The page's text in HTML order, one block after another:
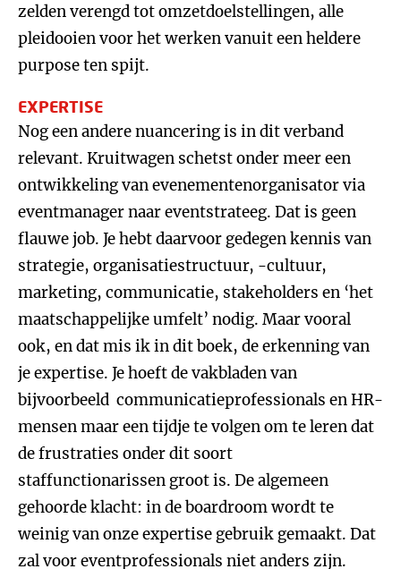
zelden verengd tot omzetdoelstellingen, alle
pleidooien voor het werken vanuit een heldere
purpose ten spijt.
EXPERTISE
Nog een andere nuancering is in dit verband
relevant. Kruitwagen schetst onder meer een
ontwikkeling van evenementenorganisator via
eventmanager naar eventstrateeg. Dat is geen
flauwe job. Je hebt daarvoor gedegen kennis van
strategie, organisatiestructuur, -cultuur,
marketing, communicatie, stakeholders en ‘het
maatschappelijke umfelt’ nodig. Maar vooral
ook, en dat mis ik in dit boek, de erkenning van
je expertise. Je hoeft de vakbladen van
bijvoorbeeld communicatieprofessionals en HR-
mensen maar een tijdje te volgen om te leren dat
de frustraties onder dit soort
staffunctionarissen groot is. De algemeen
gehoorde klacht: in de boardroom wordt te
weinig van onze expertise gebruik gemaakt. Dat
zal voor eventprofessionals niet anders zijn.